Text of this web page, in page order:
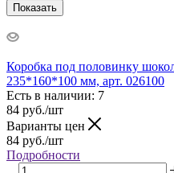
Показать
Коробка под половинку
235*160*100 мм, арт. 026100
Есть в наличии: 7
84 руб./шт
Варианты цен
84 руб./шт
Подробности